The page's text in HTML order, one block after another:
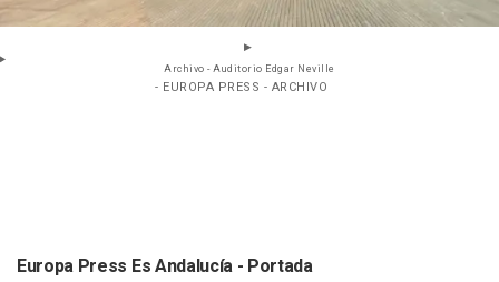
Archivo - Auditorio Edgar Neville
- EUROPA PRESS - ARCHIVO
Europa Press Es Andalucía - Portada